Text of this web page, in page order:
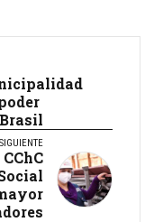
SIGUIENTE